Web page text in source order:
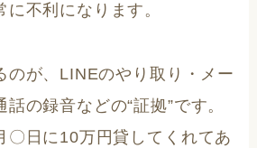
不利になります。
のが、LINEのやり取り・メー
の録音などの“証拠”です。
〇日に10万円貸してくれてあ